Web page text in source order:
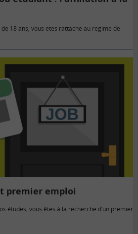
18 ans, vous êtes rattaché au régime de
premier emploi
études, vous êtes à la recherche d’un premier